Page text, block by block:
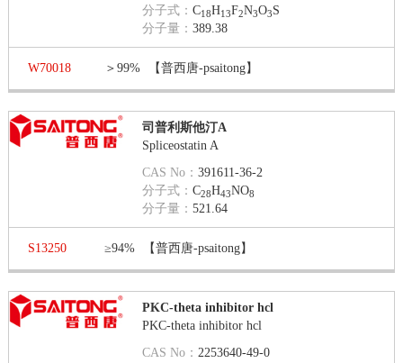
分子式：C18H13F2N3O3S
分子量：389.38
W70018 ＞99% 【普西唐-psaitong】
司普利斯他汀A
Spliceostatin A
CAS No：391611-36-2
分子式：C28H43NO8
分子量：521.64
S13250 ≥94% 【普西唐-psaitong】
PKC-theta inhibitor hcl
PKC-theta inhibitor hcl
CAS No：2253640-49-0